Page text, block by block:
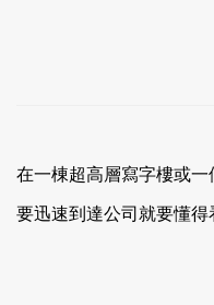
在一棟超高層寫字樓或一
要迅速到達公司就要懂得